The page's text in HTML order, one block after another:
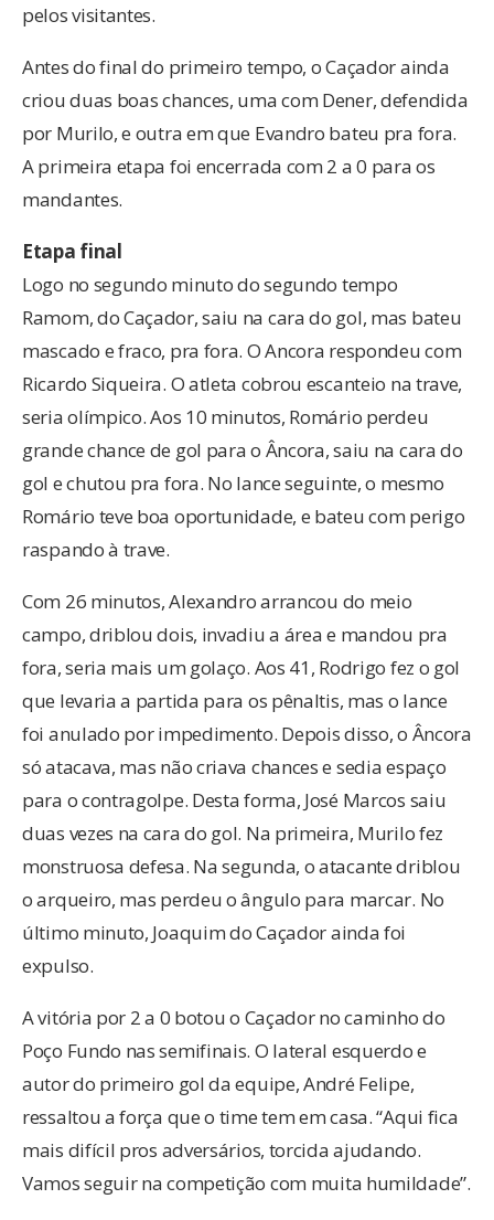
pelos visitantes.
Antes do final do primeiro tempo, o Caçador ainda
criou duas boas chances, uma com Dener, defendida
por Murilo, e outra em que Evandro bateu pra fora.
A primeira etapa foi encerrada com 2 a 0 para os
mandantes.
Etapa final
Logo no segundo minuto do segundo tempo
Ramom, do Caçador, saiu na cara do gol, mas bateu
mascado e fraco, pra fora. O Ancora respondeu com
Ricardo Siqueira. O atleta cobrou escanteio na trave,
seria olímpico. Aos 10 minutos, Romário perdeu
grande chance de gol para o Âncora, saiu na cara do
gol e chutou pra fora. No lance seguinte, o mesmo
Romário teve boa oportunidade, e bateu com perigo
raspando à trave.
Com 26 minutos, Alexandro arrancou do meio
campo, driblou dois, invadiu a área e mandou pra
fora, seria mais um golaço. Aos 41, Rodrigo fez o gol
que levaria a partida para os pênaltis, mas o lance
foi anulado por impedimento. Depois disso, o Âncora
só atacava, mas não criava chances e sedia espaço
para o contragolpe. Desta forma, José Marcos saiu
duas vezes na cara do gol. Na primeira, Murilo fez
monstruosa defesa. Na segunda, o atacante driblou
o arqueiro, mas perdeu o ângulo para marcar. No
último minuto, Joaquim do Caçador ainda foi
expulso.
A vitória por 2 a 0 botou o Caçador no caminho do
Poço Fundo nas semifinais. O lateral esquerdo e
autor do primeiro gol da equipe, André Felipe,
ressaltou a força que o time tem em casa. “Aqui fica
mais difícil pros adversários, torcida ajudando.
Vamos seguir na competição com muita humildade”.